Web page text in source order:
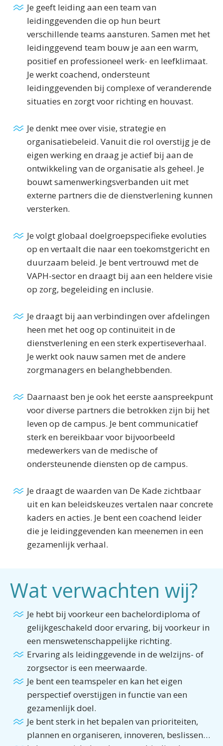
Je geeft leiding aan een team van
leidinggevenden die op hun beurt
verschillende teams aansturen. Samen met het
leidinggevend team bouw je aan een warm,
positief en professioneel werk- en leefklimaat.
Je werkt coachend, ondersteunt
leidinggevenden bij complexe of veranderende
situaties en zorgt voor richting en houvast.
Je denkt mee over visie, strategie en
organisatiebeleid. Vanuit die rol overstijg je de
eigen werking en draag je actief bij aan de
ontwikkeling van de organisatie als geheel. Je
bouwt samenwerkingsverbanden uit met
externe partners die de dienstverlening kunnen
versterken.
Je volgt globaal doelgroepspecifieke evoluties
op en vertaalt die naar een toekomstgericht en
duurzaam beleid. Je bent vertrouwd met de
VAPH-sector en draagt bij aan een heldere visie
op zorg, begeleiding en inclusie.
Je draagt bij aan verbindingen over afdelingen
heen met het oog op continuïteit in de
dienstverlening en een sterk expertiseverhaal.
Je werkt ook nauw samen met de andere
zorgmanagers en belanghebbenden.
Daarnaast ben je ook het eerste aanspreekpunt
voor diverse partners die betrokken zijn bij het
leven op de campus. Je bent communicatief
sterk en bereikbaar voor bijvoorbeeld
medewerkers van de medische of
ondersteunende diensten op de campus.
Je draagt de waarden van De Kade zichtbaar
uit en kan beleidskeuzes vertalen naar concrete
kaders en acties. Je bent een coachend leider
die je leidinggevenden kan meenemen in een
gezamenlijk verhaal.
Wat verwachten wij?
Je hebt bij voorkeur een bachelordiploma of
gelijkgeschakeld door ervaring, bij voorkeur in
een menswetenschappelijke richting.
Ervaring als leidinggevende in de welzijns- of
zorgsector is een meerwaarde.
Je bent een teamspeler en kan het eigen
perspectief overstijgen in functie van een
gezamenlijk doel.
Je bent sterk in het bepalen van prioriteiten,
plannen en organiseren, innoveren, beslissen…